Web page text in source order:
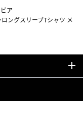
ア
ングスリーブTシャツ メ